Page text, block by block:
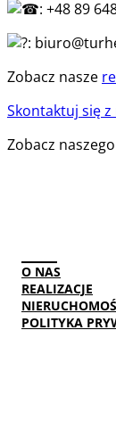
: +48 89
:
Zobacz nasze
Skontaktuj się z
Zobacz naszego
O NAS
REALIZACJE
POLITYKA